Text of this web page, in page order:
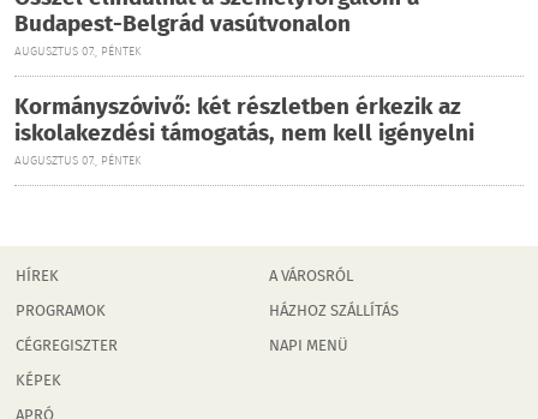
Budapest-Belgrád vasútvonalon
AUGUSZTUS 07., PÉNTEK
Kormányszóvivő: két részletben érkezik az
iskolakezdési támogatás, nem kell igényelni
AUGUSZTUS 07., PÉNTEK
HÍREK
PROGRAMOK
CÉGREGISZTER
KÉPEK
A VÁROSRÓL
HÁZHOZ SZÁLLÍTÁS
NAPI MENÜ